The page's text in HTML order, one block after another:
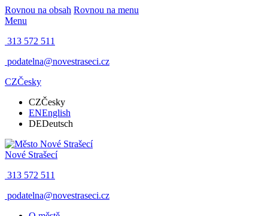
Rovnou na obsah Rovnou na menu
Menu
313 572 511
podatelna@novestraseci.cz
CZČesky
CZČesky
ENEnglish
DEDeutsch
Nové Strašecí
313 572 511
podatelna@novestraseci.cz